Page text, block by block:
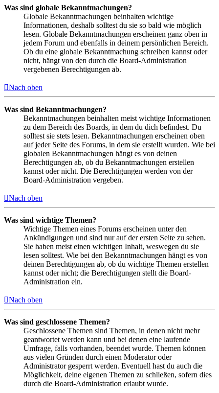
Was sind globale Bekanntmachungen?
Globale Bekanntmachungen beinhalten wichtige
Informationen, deshalb solltest du sie so bald wie möglich
lesen. Globale Bekanntmachungen erscheinen ganz oben in
jedem Forum und ebenfalls in deinem persönlichen Bereich.
Ob du eine globale Bekanntmachung schreiben kannst oder
nicht, hängt von den durch die Board-Administration
vergebenen Berechtigungen ab.
Nach oben
Was sind Bekanntmachungen?
Bekanntmachungen beinhalten meist wichtige Informationen
zu dem Bereich des Boards, in dem du dich befindest. Du
solltest sie stets lesen. Bekanntmachungen erscheinen oben
auf jeder Seite des Forums, in dem sie erstellt wurden. Wie bei
globalen Bekanntmachungen hängt es von deinen
Berechtigungen ab, ob du Bekanntmachungen erstellen
kannst oder nicht. Die Berechtigungen werden von der
Board-Administration vergeben.
Nach oben
Was sind wichtige Themen?
Wichtige Themen eines Forums erscheinen unter den
Ankündigungen und sind nur auf der ersten Seite zu sehen.
Sie haben meist einen wichtigen Inhalt, weswegen du sie
lesen solltest. Wie bei den Bekanntmachungen hängt es von
deinen Berechtigungen ab, ob du wichtige Themen erstellen
kannst oder nicht; die Berechtigungen stellt die Board-
Administration ein.
Nach oben
Was sind geschlossene Themen?
Geschlossene Themen sind Themen, in denen nicht mehr
geantwortet werden kann und bei denen eine laufende
Umfrage, falls vorhanden, beendet wurde. Themen können
aus vielen Gründen durch einen Moderator oder
Administrator gesperrt werden. Eventuell hast du auch die
Möglichkeit, deine eigenen Themen zu schließen, sofern dies
durch die Board-Administration erlaubt wurde.